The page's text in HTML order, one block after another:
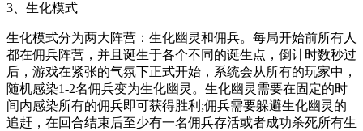
3、生化模式
生化模式分为两大阵营：生化幽灵和佣兵。每局开始前所有人
都在佣兵阵营，并且诞生于各个不同的诞生点，倒计时数秒过
后，游戏在紧张的气氛下正式开始，系统会从所有的玩家中，
随机感染1-2名佣兵变为生化幽灵。生化幽灵需要在固定的时
间内感染所有的佣兵即可获得胜利;佣兵需要躲避生化幽灵的
追赶，在回合结束后至少有一名佣兵存活或者成功杀死所有生